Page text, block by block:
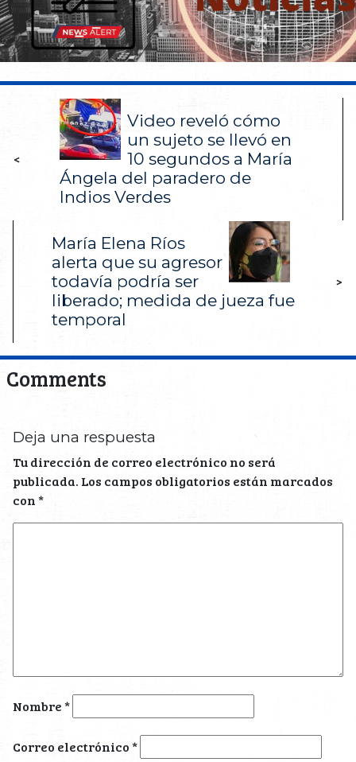
<
Video reveló cómo
un sujeto se llevó en
10 segundos a María
Ángela del paradero de
Indios Verdes
María Elena Ríos
alerta que su agresor
todavía podría ser
liberado; medida de jueza fue
temporal
>
Comments
Deja una respuesta
Tu dirección de correo electrónico no será
publicada. Los campos obligatorios están marcados
con*
Nombre*
Correo electrónico*